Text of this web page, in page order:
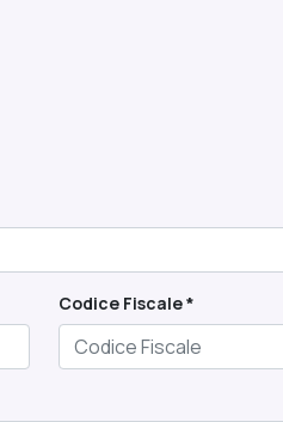
Codice Fiscale *